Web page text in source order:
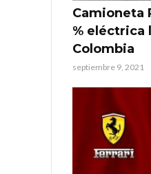
Camioneta
% eléctrica
Colombia
septiembre 9, 2021